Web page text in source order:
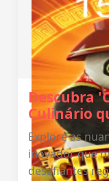
Descubra
Culinário
Explore as
inovador que
desafiantes